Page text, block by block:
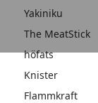
Yakiniku
The MeatStick
höfats
Knister
Flammkraft